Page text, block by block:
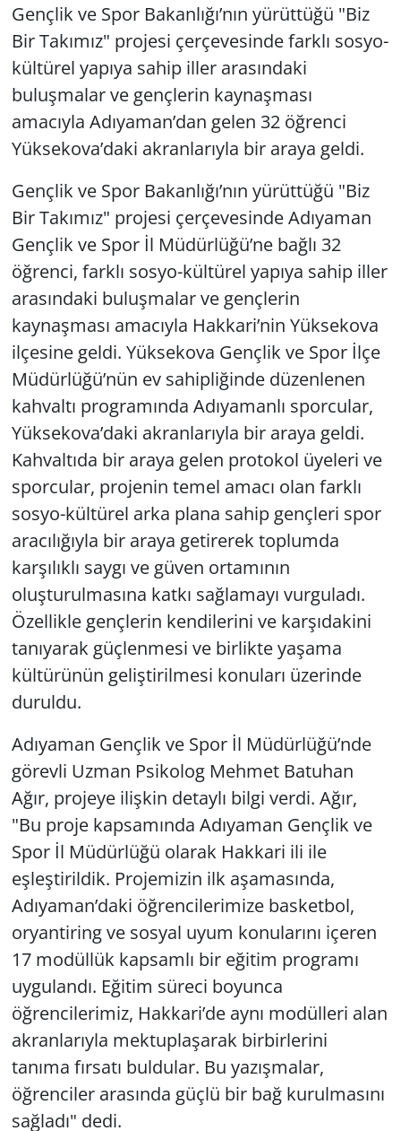
Gençlik ve Spor Bakanlığı’nın yürüttüğü "Biz
Bir Takımız" projesi çerçevesinde farklı sosyo-
kültürel yapıya sahip iller arasındaki
buluşmalar ve gençlerin kaynaşması
amacıyla Adıyaman’dan gelen 32 öğrenci
Yüksekova’daki akranlarıyla bir araya geldi.
Gençlik ve Spor Bakanlığı’nın yürüttüğü "Biz
Bir Takımız" projesi çerçevesinde Adıyaman
Gençlik ve Spor İl Müdürlüğü’ne bağlı 32
öğrenci, farklı sosyo-kültürel yapıya sahip iller
arasındaki buluşmalar ve gençlerin
kaynaşması amacıyla Hakkari’nin Yüksekova
ilçesine geldi. Yüksekova Gençlik ve Spor İlçe
Müdürlüğü’nün ev sahipliğinde düzenlenen
kahvaltı programında Adıyamanlı sporcular,
Yüksekova’daki akranlarıyla bir araya geldi.
Kahvaltıda bir araya gelen protokol üyeleri ve
sporcular, projenin temel amacı olan farklı
sosyo-kültürel arka plana sahip gençleri spor
aracılığıyla bir araya getirerek toplumda
karşılıklı saygı ve güven ortamının
oluşturulmasına katkı sağlamayı vurguladı.
Özellikle gençlerin kendilerini ve karşıdakini
tanıyarak güçlenmesi ve birlikte yaşama
kültürünün geliştirilmesi konuları üzerinde
duruldu.
Adıyaman Gençlik ve Spor İl Müdürlüğü’nde
görevli Uzman Psikolog Mehmet Batuhan
Ağır, projeye ilişkin detaylı bilgi verdi. Ağır,
"Bu proje kapsamında Adıyaman Gençlik ve
Spor İl Müdürlüğü olarak Hakkari ili ile
eşleştirildik. Projemizin ilk aşamasında,
Adıyaman’daki öğrencilerimize basketbol,
oryantiring ve sosyal uyum konularını içeren
17 modüllük kapsamlı bir eğitim programı
uygulandı. Eğitim süreci boyunca
öğrencilerimiz, Hakkari’de aynı modülleri alan
akranlarıyla mektuplaşarak birbirlerini
tanıma fırsatı buldular. Bu yazışmalar,
öğrenciler arasında güçlü bir bağ kurulmasını
sağladı" dedi.